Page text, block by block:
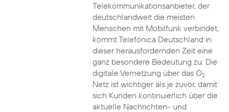
Telekommunikationsanbieter, der
deutschlandweit die meisten
Menschen mit Mobilfunk verbindet,
kommt Telefónica Deutschland in
dieser herausfordernden Zeit eine
ganz besondere Bedeutung zu. Die
digitale Vernetzung über das O2
Netz ist wichtiger als je zuvor, damit
sich Kunden kontinuierlich über die
aktuelle Nachrichten- und